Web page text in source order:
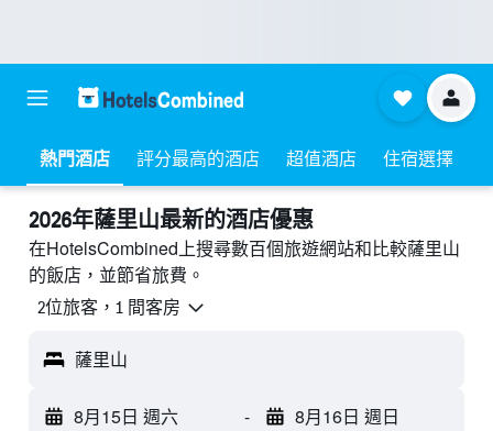
熱門酒店 評分最高的酒店 超值酒店 住宿選擇
2026年薩里山最新的酒店優惠
在HotelsCombined上搜尋數百個旅遊網站和比較薩里山
的飯店，並節省旅費。
2位旅客，1 間客房
薩里山
8月15日 週六 - 8月16日 週日